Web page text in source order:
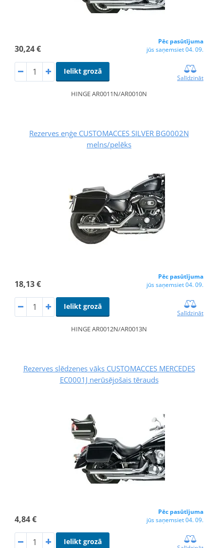
30,24 €
Pēc pasūtījuma
jūs saņemsiet 04. 09.
Ielikt grozā
Salīdzināt
HINGE AR0011N/AR0010N
Rezerves eņģe CUSTOMACCES SILVER BG0002N
melns/pelēks
18,13 €
Pēc pasūtījuma
jūs saņemsiet 04. 09.
Ielikt grozā
Salīdzināt
HINGE AR0012N/AR0013N
Rezerves slēdzenes vāks CUSTOMACCES MERCEDES
EC0001J nerūsējošais tērauds
4,84 €
Pēc pasūtījuma
jūs saņemsiet 04. 09.
Ielikt grozā